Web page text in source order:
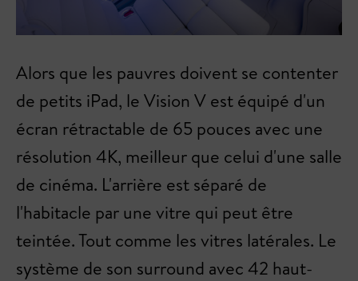
Alors que les pauvres doivent se contenter
de petits iPad, le Vision V est équipé d'un
écran rétractable de 65 pouces avec une
résolution 4K, meilleur que celui d'une salle
de cinéma. L'arrière est séparé de
l'habitacle par une vitre qui peut être
teintée. Tout comme les vitres latérales. Le
système de son surround avec 42 haut-